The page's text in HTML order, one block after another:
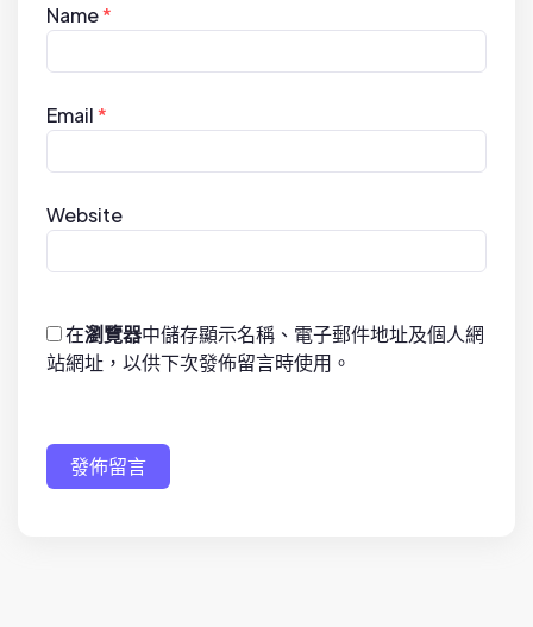
Name*
Email*
Website
在瀏覽器中儲存顯示名稱、電子郵件地址及個人網
站網址，以供下次發佈留言時使用。
發佈留言